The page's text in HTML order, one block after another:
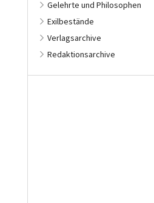
Gelehrte und Philosophen
Exilbestände
Verlagsarchive
Redaktionsarchive